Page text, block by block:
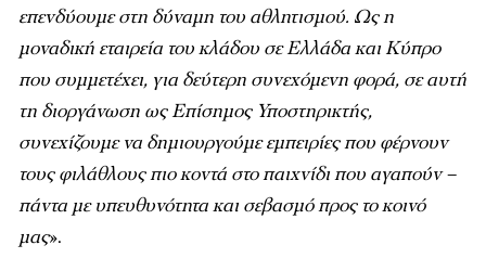
επενδύουμε στη δύναμη του αθλητισμού. Ως η
μοναδική εταιρεία του κλάδου σε Ελλάδα και Κύπρο
που συμμετέχει, για δεύτερη συνεχόμενη φορά, σε αυτή
τη διοργάνωση ως Επίσημος Υποστηρικτής,
συνεχίζουμε να δημιουργούμε εμπειρίες που φέρνουν
τους φιλάθλους πιο κοντά στο παιχνίδι που αγαπούν –
πάντα με υπευθυνότητα και σεβασμό προς το κοινό
μας».